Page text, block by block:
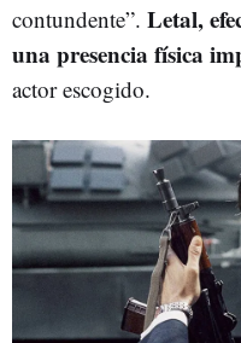
contundente”. Letal,
una presencia física
actor escogido.